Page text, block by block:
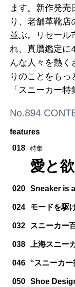
ます。新作発
り、老舗革靴
並ぶ。リセール
れ、真贋鑑定
んな人々を熱く
りのことをも
「スニーカー特
No.894
features
018
特集
愛と
020 Sneaker is
024 モードを駆
032 スニーカー
038 上海スニー
046 “スニーカー
050 Shoe